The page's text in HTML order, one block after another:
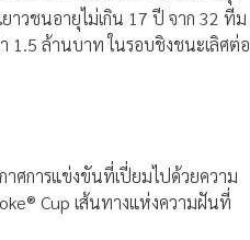
าวชนอายุไม่เกิน 17 ปี จาก 32 ทีม
1.5 ล้านบาท ในรอบชิงชนะเลิศต่อ
ศการแข่งขันที่เปี่ยมไปด้วยความ
Cup เส้นทางแห่งความฝันที่